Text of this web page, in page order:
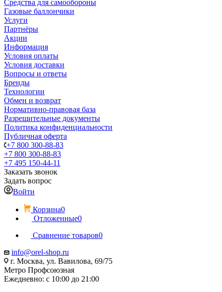
Средства для самообороны
Газовые баллончики
Услуги
Партнёры
Акции
Информация
Условия оплаты
Условия доставки
Вопросы и ответы
Бренды
Технологии
Обмен и возврат
Нормативно-правовая база
Разрешительные документы
Политика конфиденциальности
Публичная оферта
+7 800 300-88-83
+7 800 300-88-83
+7 495 150-44-11
Заказать звонок
Задать вопрос
Войти
Корзина0
Отложенные0
Сравнение товаров0
info@orel-shop.ru
г. Москва, ул. Вавилова, 69/75
Метро Профсоюзная
Ежедневно: с 10:00 до 21:00